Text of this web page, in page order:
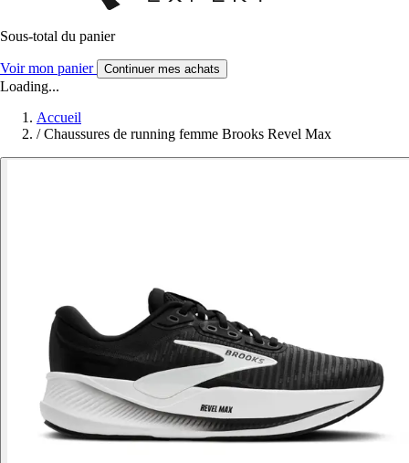
Sous-total du panier
Voir mon panier Continuer mes achats
Loading...
Accueil
/ Chaussures de running femme Brooks Revel Max